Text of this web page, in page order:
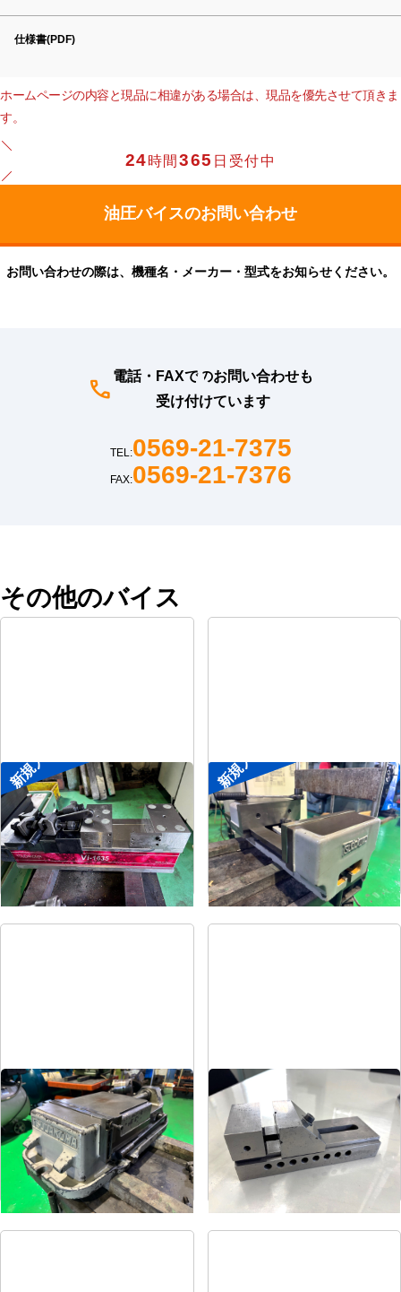
仕様書(PDF)
ホームページの内容と現品に相違がある場合は、現品を優先させて頂きま
す。
24時間365 日受付中
お問い合わせの際は、機種名・メーカー・型式をお知らせください。
電話・FAXでのお問い合わせも
受け付けています
TEL:0569-21-7375
FAX:0569-21-7376
その他のバイス
新規入荷
メカ増力マシンバイス
メーカー ツダコマ
形 Vi-1635
年 式2018
新規入荷
大型マシンバイス
メーカー ツダコマ
形 式VB-300
年 式-
マシンバイス
メーカー ツダコマ
形 式VG-250
年 式-
精密バイス
メーカー -
形 式-
年 式-